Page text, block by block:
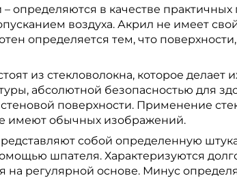
определяются в качестве
воздуха. Акрил не имеет
определяется тем, что
из стекловолокна, которое
абсолютной безопасностью для
поверхности. Применение
имеют обычных изображений.
собой определенную
шпателя. Характеризуются
на регулярной основе. Минус